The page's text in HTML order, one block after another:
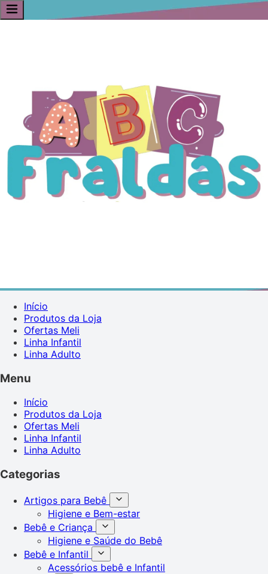
Início
Produtos da Loja
Ofertas Meli
Linha Infantil
Linha Adulto
Menu
Início
Produtos da Loja
Ofertas Meli
Linha Infantil
Linha Adulto
Categorias
Artigos para Bebê
Higiene e Bem-estar
Bebê e Criança
Higiene e Saúde do Bebê
Bebê e Infantil
Acessórios bebê e Infantil